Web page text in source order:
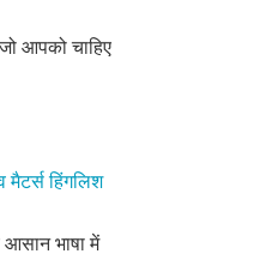
आपको चाहिए
मैटर्स हिंगलिश
आसान भाषा में